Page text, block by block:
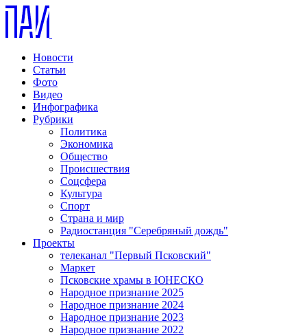
Новости
Статьи
Фото
Видео
Инфографика
Рубрики
Политика
Экономика
Общество
Происшествия
Соцсфера
Культура
Спорт
Страна и мир
Радиостанция "Серебряный дождь"
Проекты
телеканал "Первый Псковский"
Маркет
Псковские храмы в ЮНЕСКО
Народное признание 2025
Народное признание 2024
Народное признание 2023
Народное признание 2022